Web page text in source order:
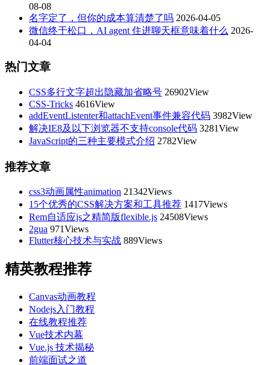
08-08
名字定了，但你的成本算清楚了吗 2026-04-05
微信终于松口，AI agent 住进聊天框意味着什么 2026-
04-04
热门文章
CSS多行文字超出隐藏加省略号 26902View
CSS-Tricks 4616View
addEventListenter和attachEvent事件兼容代码 3982View
解决IE8及以下浏览器不支持console代码 3281View
JavaScript的三种主要模式介绍 2782View
推荐文章
css3动画属性animation 21342Views
15个优秀的CSS解决方案和工具推荐 1417Views
Rem自适应js之精简版flexible.js 24508Views
2gua 971Views
Flutter核心技术与实战 889Views
精英教程推荐
Canvas动画教程
Nodejs入门教程
在线教程推荐
Vue技术内幕
Vue.js 技术揭秘
前端面试之道